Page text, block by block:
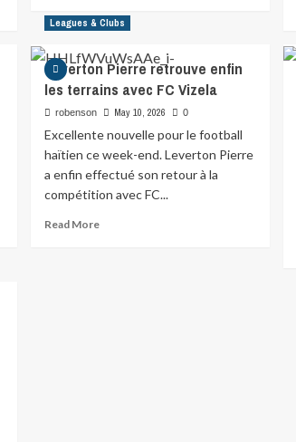
Leagues & Clubs
Leverton Pierre retrouve enfin
les terrains avec FC Vizela
robenson May 10, 2026 0
Excellente nouvelle pour le football
haïtien ce week-end. Leverton Pierre
a enfin effectué son retour à la
compétition avec FC...
Read More